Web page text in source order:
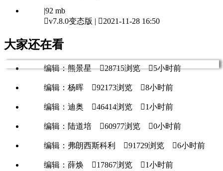
|92 mb
v7.8.0变态版 | 2021-11-28 16:50
大家还在看
编辑：熊景星28715浏览5小时前
编辑：杨晖 92173浏览 8小时前
编辑：迪奥 46414浏览 1小时前
编辑：陆道培 60977浏览 0小时前
编辑：弗朗西斯科利 91729浏览 6小时前
编辑：薛焕 17867浏览 1小时前